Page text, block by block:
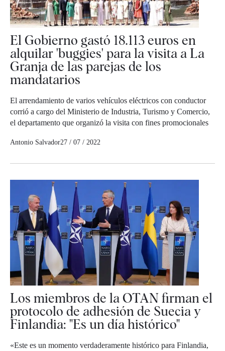
El Gobierno gastó 18.113 euros en
alquilar 'buggies' para la visita a La
Granja de las parejas de los
mandatarios
El arrendamiento de varios vehículos eléctricos con conductor
corrió a cargo del Ministerio de Industria, Turismo y Comercio,
el departamento que organizó la visita con fines promocionales
Antonio Salvador27 / 07 / 2022
Los miembros de la OTAN firman el
protocolo de adhesión de Suecia y
Finlandia: "Es un día histórico"
«Este es un momento verdaderamente histórico para Finlandia,